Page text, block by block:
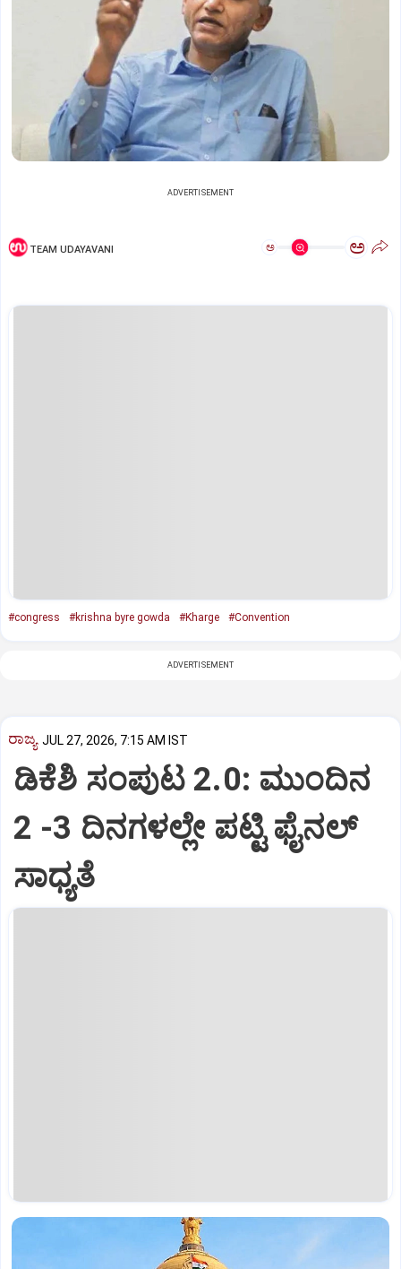
ADVERTISEMENT
TEAM UDAYAVANI ಅ ಅ
#congress #krishna byre gowda #Kharge #Convention
ADVERTISEMENT
ರಾಜ್ಯ JUL 27, 2026, 7:15 AM IST
ಡಿಕೆಶಿ ಸಂಪುಟ 2.0: ಮುಂದಿನ
2 -3 ದಿನಗಳಲ್ಲೇ ಪಟ್ಟಿ ಫೈನಲ್‌
ಸಾಧ್ಯತೆ